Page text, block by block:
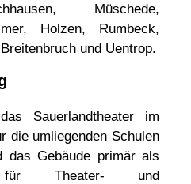
Müschede,
Holzen, Rumbeck,
und Uentrop.
Sauerlandtheater im
die umliegenden Schulen
das Gebäude primär als
für Theater- und